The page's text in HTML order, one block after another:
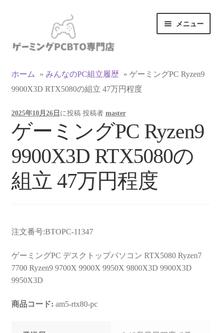
ゲ
ョ
ン
ス
キ
ッ
プ
テ
へ
ス
ッ
プ
メニュー
マイアカウント
支払い
お買い物カゴ
お買い物ガイド
ご使用時にあたって
ホーム » みんなのPC組立履歴 » ゲーミングPC Ryzen9
9900X3D RTX5080の組立 47万円程度
2025年10月26日 に投稿 投稿者 master
ゲーミングPC Ryzen9
9900X3D RTX5080の
組立 47万円程度
注文番号:BTOPC-11347
ゲーミングPC デスクトップパソコン RTX5080 Ryzen7
7700 Ryzen9 9700X 9900X 9950X 9800X3D 9900X3D
9950X3D
商品コード: am5-rtx80-pc